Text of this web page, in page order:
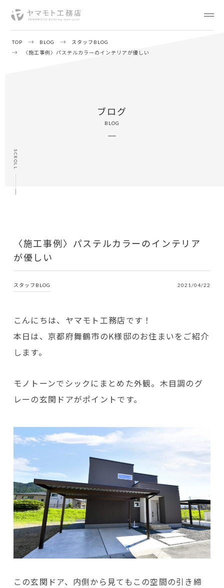
TOP BLOG
スタッフBLOG
〈施工事例〉パステルカラーのインテリアが優しい
SCROLL
ブログ
BLOG
〈施工事例〉パステルカラーのインテリア
が優しい
スタッフBLOG 2021/04/22
こんにちは、ヤマモト工務店です！
本日は、京都府舞鶴市のK様邸のお住まいをご紹介
します。
モノトーンでシックにまとめた外観。木目調のグ
レーの玄関ドアがポイントです。
この玄関ドア、内側から見てもこの空間の引き締